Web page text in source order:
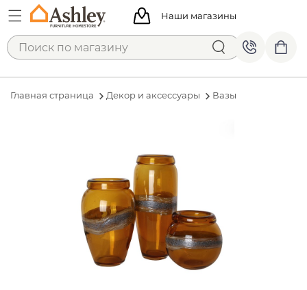
Наши магазины
Главная страница Декор и аксессуары Вазы